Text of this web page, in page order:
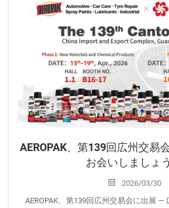
ご来場予定の皆様、ぜひ当社ブースへ
AEROPAK、第139回広州交易
お会いしましょ
2026/03/30
AEROPAK、第139回広州交易会に出展 —